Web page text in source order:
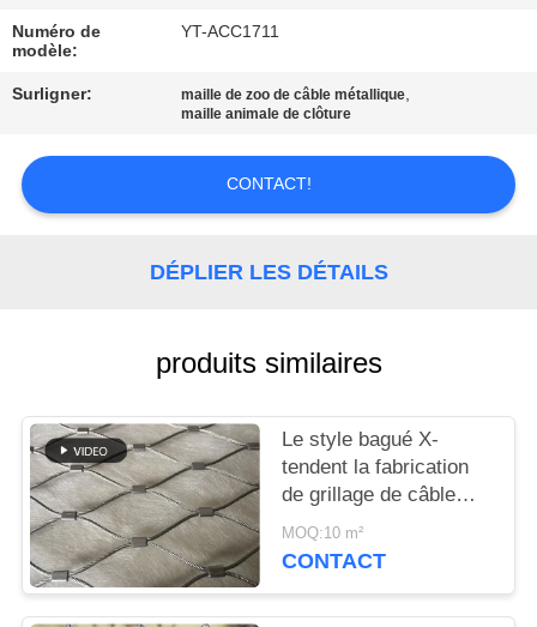
CONTACTEZ-
NOUS
DEMANDEZ
DU
SITE
POLITIQUE
DE
CONFIDENTIALITÉ
Numéro de
modèle:
YT-ACC1711
Surligner: maille de zoo de câble métallique,
maille animale de clôture
CONTACT!
DÉPLIER LES DÉTAILS
produits similaires
Le style bagué X-
tendent la fabrication
de grillage de câble
d'acier inoxydable pour
la rupture de zoo
MOQ:10 m²
CONTACT